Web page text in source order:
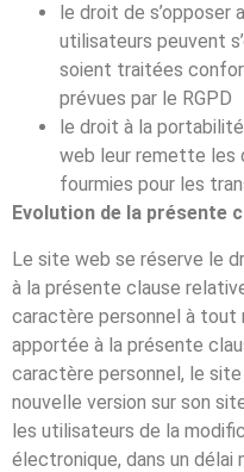
le droit de s’opposer
utilisateurs peuvent
soient traitées
prévues par le RGPD
le droit à la
web leur remette les
fourmies pour les
Evolution de la présente
Le site web se réserve le
à la présente clause
caractère personnel à tout
apportée à la présente
caractère personnel, le site
nouvelle version sur son
les utilisateurs de la
électronique, dans un délai